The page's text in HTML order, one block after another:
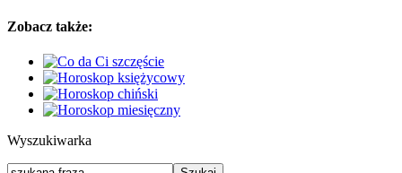
Zobacz także:
Wyszukiwarka